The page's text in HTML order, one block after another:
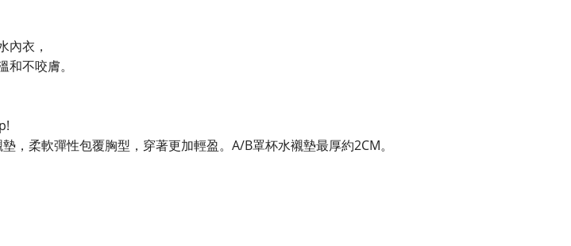
內衣，
不咬膚。
，柔軟彈性包覆胸型，穿著更加輕盈。A/B罩杯水襯墊最厚約2CM。